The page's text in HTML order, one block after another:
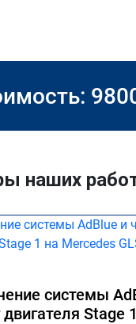
наших
системы
Stage